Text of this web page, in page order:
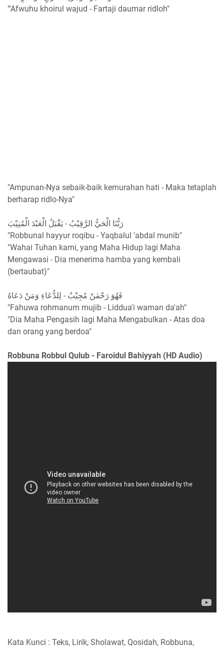
"'Afwuhu khoirul wajud - Fartaji daumar ridloh"
"Ampunan-Nya sebaik-baik kemurahan hati - Maka tetaplah
berharap ridlo-Nya"
رَبُّنَا الْحَيُّ الرَّقِيْبُ - يَقْبَلُ الْعَبْدَ الْمُنِيْبَ
"Robbunal hayyur roqibu - Yaqbalul 'abdal munib"
"Wahai Tuhan kami, yang Maha Hidup lagi Maha
Mengawasi - Dia menerima hamba yang kembali
(bertaubat)"
فَهُوَ رَحْمٰنٌ مُجِيْبٌ - لِلدُّعَاءِ وَمَنْ دَعَاهُ
"Fahuwa rohmanum mujib - Liddua'i waman da'ah"
"Dia Maha Pengasih lagi Maha Mengabulkan - Atas doa
dan orang yang berdoa"
Robbuna Robbul Qulub - Faroidul Bahiyyah (HD Audio)
Kata Kunci : Teks, Lirik, Sholawat, Qosidah, Robbuna,